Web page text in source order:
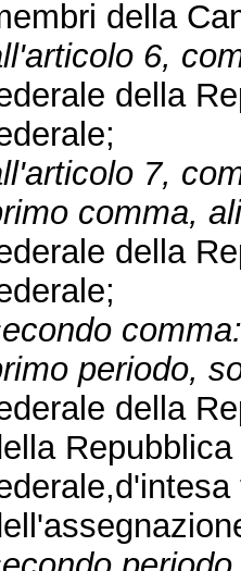
della
6,
della
7,
comma,
della
periodo,
della